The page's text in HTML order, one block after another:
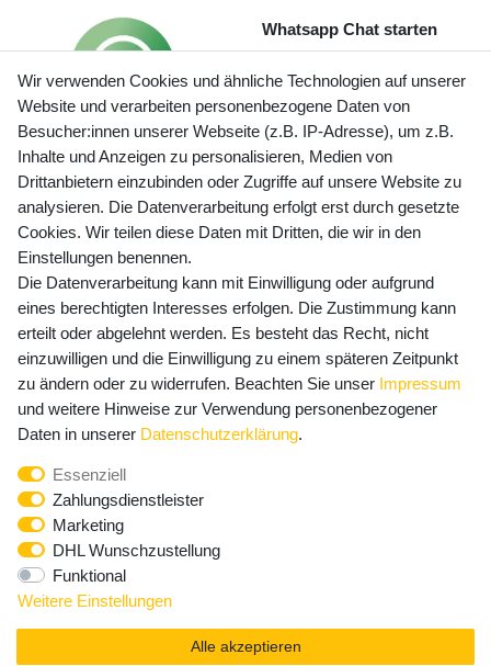
Whatsapp Chat starten
Preisangaben inkl. gesetzl. MwSt. und zzgl. Service- und
Versandkosten
Newsletter Anmeldung - Keine Angebote
mehr verpassen!
E-MAIL **
Newsletter
Honig
Hiermit bestätige ich, dass ich dieDaten­schutz­erklärung
widerrufen.**
Abonnieren
** Hierbei handelt es sich um ein Pflichtfeld.
Wir verwenden Cookies und ähnliche Technologien auf unserer
Website und verarbeiten personenbezogene Daten von
Besucher:innen unserer Webseite (z.B. IP-Adresse), um z.B.
Inhalte und Anzeigen zu personalisieren, Medien von
Drittanbietern einzubinden oder Zugriffe auf unsere Website zu
analysieren. Die Datenverarbeitung erfolgt erst durch gesetzte
Cookies. Wir teilen diese Daten mit Dritten, die wir in den
Einstellungen benennen.
Die Datenverarbeitung kann mit Einwilligung oder aufgrund
eines berechtigten Interesses erfolgen. Die Zustimmung kann
erteilt oder abgelehnt werden. Es besteht das Recht, nicht
einzuwilligen und die Einwilligung zu einem späteren Zeitpunkt
zu ändern oder zu widerrufen. Beachten Sie unser Impressum
und weitere Hinweise zur Verwendung personenbezogener
Daten in unserer Daten­schutz­erklärung.
Essenziell
Zahlungsdienstleister
Marketing
DHL Wunschzustellung
Funktional
Weitere Einstellungen
Alle akzeptieren